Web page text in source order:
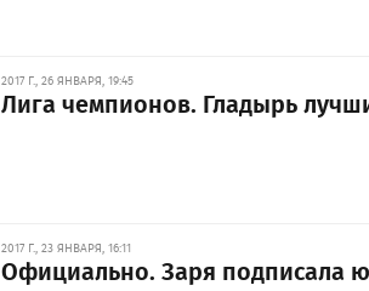
2017 Г., 26 ЯНВАРЯ, 19:45
Лига чемпионов. Гладырь
2017 Г., 23 ЯНВАРЯ, 16:11
Официально. Заря подписала